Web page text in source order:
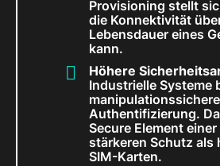
Provisioning stellt
die Konnektivität
Lebensdauer eines
kann.
Höhere
Industrielle Systeme
manipulationssichere
Authentifizierung.
Secure Element
stärkeren Schutz als
SIM-Karten.